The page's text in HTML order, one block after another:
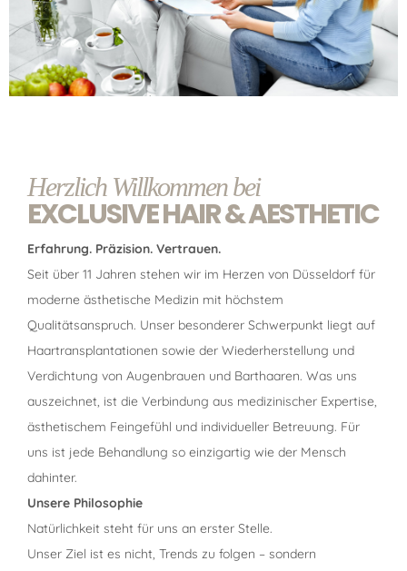
Herzlich Willkommen bei
EXCLUSIVE HAIR & AESTHETIC
Erfahrung. Präzision. Vertrauen.
Seit über 11 Jahren stehen wir im Herzen von Düsseldorf für
moderne ästhetische Medizin mit höchstem
Qualitätsanspruch. Unser besonderer Schwerpunkt liegt auf
Haartransplantationen sowie der Wiederherstellung und
Verdichtung von Augenbrauen und Barthaaren. Was uns
auszeichnet, ist die Verbindung aus medizinischer Expertise,
ästhetischem Feingefühl und individueller Betreuung. Für
uns ist jede Behandlung so einzigartig wie der Mensch
dahinter.
Unsere Philosophie
Natürlichkeit steht für uns an erster Stelle.
Unser Ziel ist es nicht, Trends zu folgen – sondern